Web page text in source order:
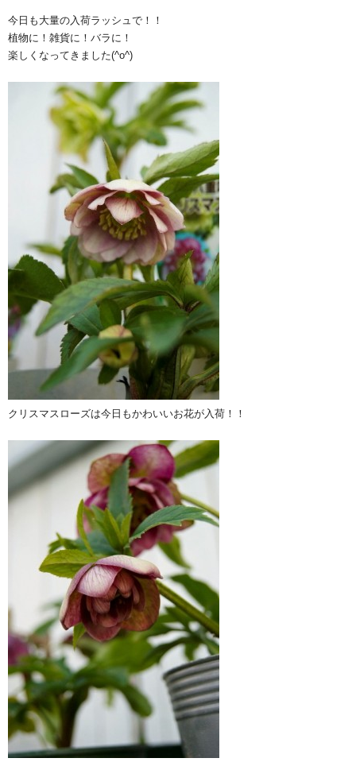
今日も大量の入荷ラッシュで！！
植物に！雑貨に！バラに！
楽しくなってきました(^o^)ゞ
クリスマスローズは今日もかわいいお花が入荷！！